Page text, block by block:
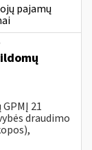
pajamų
21
draudimo